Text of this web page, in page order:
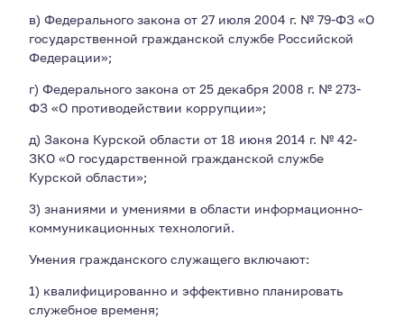
в) Федерального закона от 27 июля 2004 г. № 79-ФЗ «О
государственной гражданской службе Российской
Федерации»;
г) Федерального закона от 25 декабря 2008 г. № 273-
ФЗ «О противодействии коррупции»;
д) Закона Курской области от 18 июня 2014 г. № 42-
ЗКО «О государственной гражданской службе
Курской области»;
3) знаниями и умениями в области информационно-
коммуникационных технологий.
Умения гражданского служащего включают:
1) квалифицированно и эффективно планировать
служебное временя;